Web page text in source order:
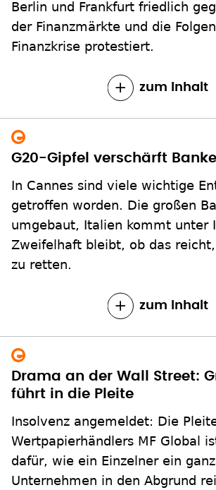
Berlin und Frankfurt friedlich
der Finanzmärkte und die
Finanzkrise protestiert.
zum Inhalt
G20-Gipfel verschärft
In Cannes sind viele wichtige
getroffen worden. Die großen
umgebaut, Italien kommt unter
Zweifelhaft bleibt, ob das
zu retten.
zum Inhalt
Drama an der Wall Street:
führt in die Pleite
Insolvenz angemeldet: Die
Wertpapierhändlers MF Global
dafür, wie ein Einzelner ein
Unternehmen in den Abgrund